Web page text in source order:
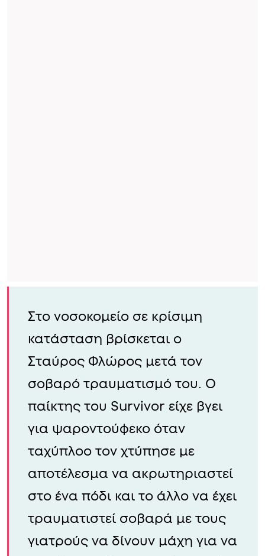
Στο νοσοκομείο σε κρίσιμη
κατάσταση βρίσκεται ο
Σταύρος Φλώρος μετά τον
σοβαρό τραυματισμό του. Ο
παίκτης του Survivor είχε βγει
για ψαροντούφεκο όταν
ταχύπλοο τον χτύπησε με
αποτέλεσμα να ακρωτηριαστεί
στο ένα πόδι και το άλλο να έχει
τραυματιστεί σοβαρά με τους
γιατρούς να δίνουν μάχη για να